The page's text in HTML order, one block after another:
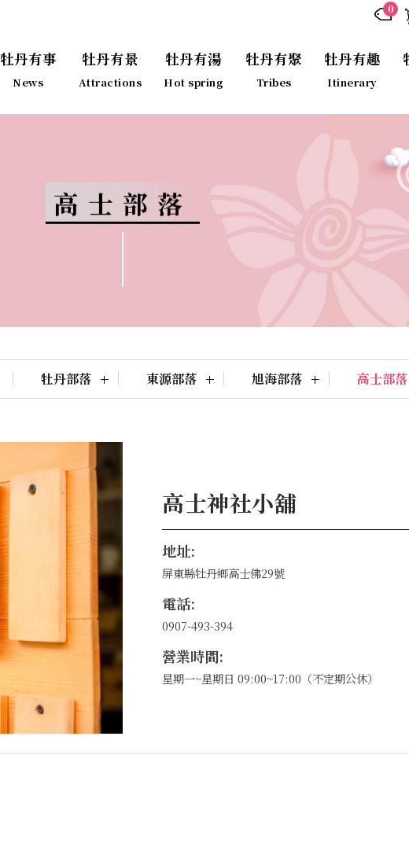
0
牡丹有事
News
牡丹有景
Attractions
牡丹有湯
Hot spring
牡丹有聚
Tribes
牡丹有趣
Itinerary
高士部落
牡丹部落 東源部落 旭海部落 高士部落
高士神社小舖
地址:
屏東縣牡丹鄉高士佛29號
電話:
0907-493-394
營業時間:
星期一~星期日 09:00~17:00（不定期公休）